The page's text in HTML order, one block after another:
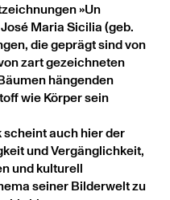
»Un
Maria Sicilia (geb.
die geprägt sind von
zart gezeichneten
hängenden
wie Körper sein
scheint auch hier der
und Vergänglichkeit,
und kulturell
seiner Bilderwelt zu